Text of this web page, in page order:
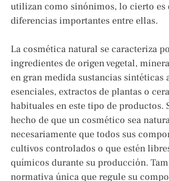
utilizan como sinónimos, lo cierto es
diferencias importantes entre ellas.
La cosmética natural se caracteriza
ingredientes de origen vegetal,
en gran medida sustancias sintéticas
esenciales, extractos de plantas o
habituales en este tipo de productos.
hecho de que un cosmético sea
necesariamente que todos sus
cultivos controlados o que estén
químicos durante su producción.
normativa única que regule su